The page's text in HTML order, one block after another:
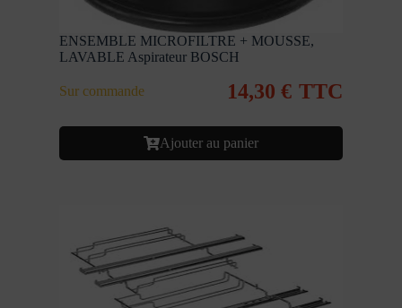
ENSEMBLE MICROFILTRE + MOUSSE,
LAVABLE Aspirateur BOSCH
Sur commande 14,30 € TTC
Ajouter au panier